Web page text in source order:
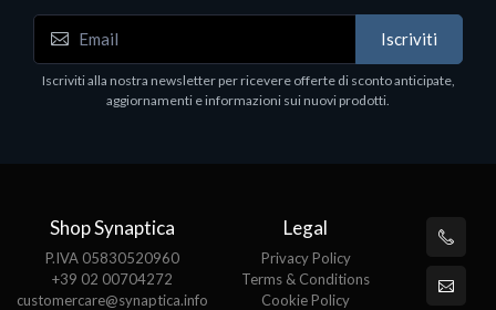
Iscriviti
Iscriviti alla nostra newsletter per ricevere offerte di sconto anticipate,
aggiornamenti e informazioni sui nuovi prodotti.
Shop Synaptica
P.IVA 05830520960
+39 02 00704272
customercare@synaptica.info
Legal
Privacy Policy
Terms & Conditions
Cookie Policy